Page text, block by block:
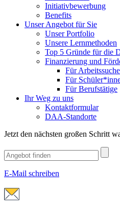
Initiativbewerbung
Benefits
Unser Angebot für Sie
Unser Portfolio
Unsere Lernmethoden
Top 5 Gründe für die
Finanzierung und
Für
Für
Für Berufstätige
Ihr Weg zu uns
Kontaktformular
DAA-Standorte
Jetzt den nächsten großen Schritt
E-Mail schreiben